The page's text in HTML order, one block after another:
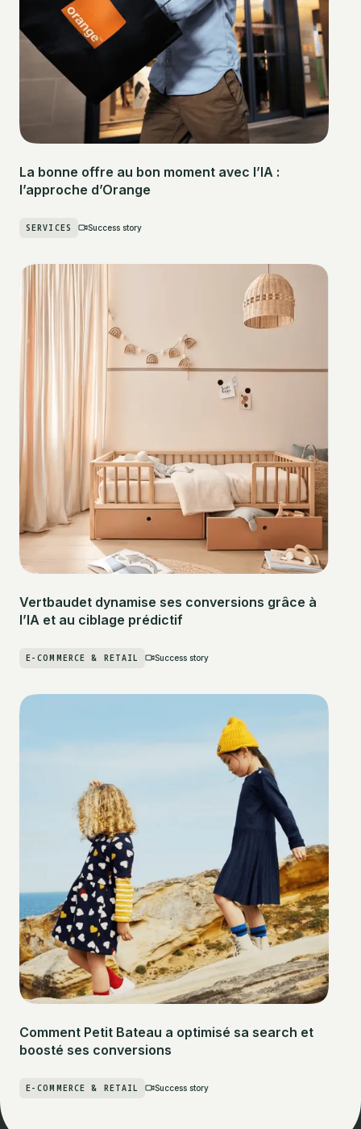
La bonne offre au bon moment avec l’IA :
l’approche d’Orange
SERVICES Success story
Vertbaudet dynamise ses conversions grâce à
l’IA et au ciblage prédictif
E-COMMERCE & RETAIL Success story
Comment Petit Bateau a optimisé sa search et
boosté ses conversions
E-COMMERCE & RETAIL Success story